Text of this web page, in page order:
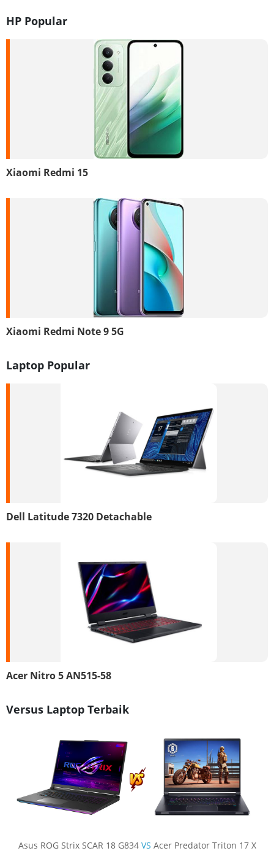
HP Popular
Xiaomi Redmi 15
Xiaomi Redmi Note 9 5G
Laptop Popular
Dell Latitude 7320 Detachable
Acer Nitro 5 AN515-58
Versus Laptop Terbaik
Asus ROG Strix SCAR 18 G834 VS Acer Predator Triton 17 X